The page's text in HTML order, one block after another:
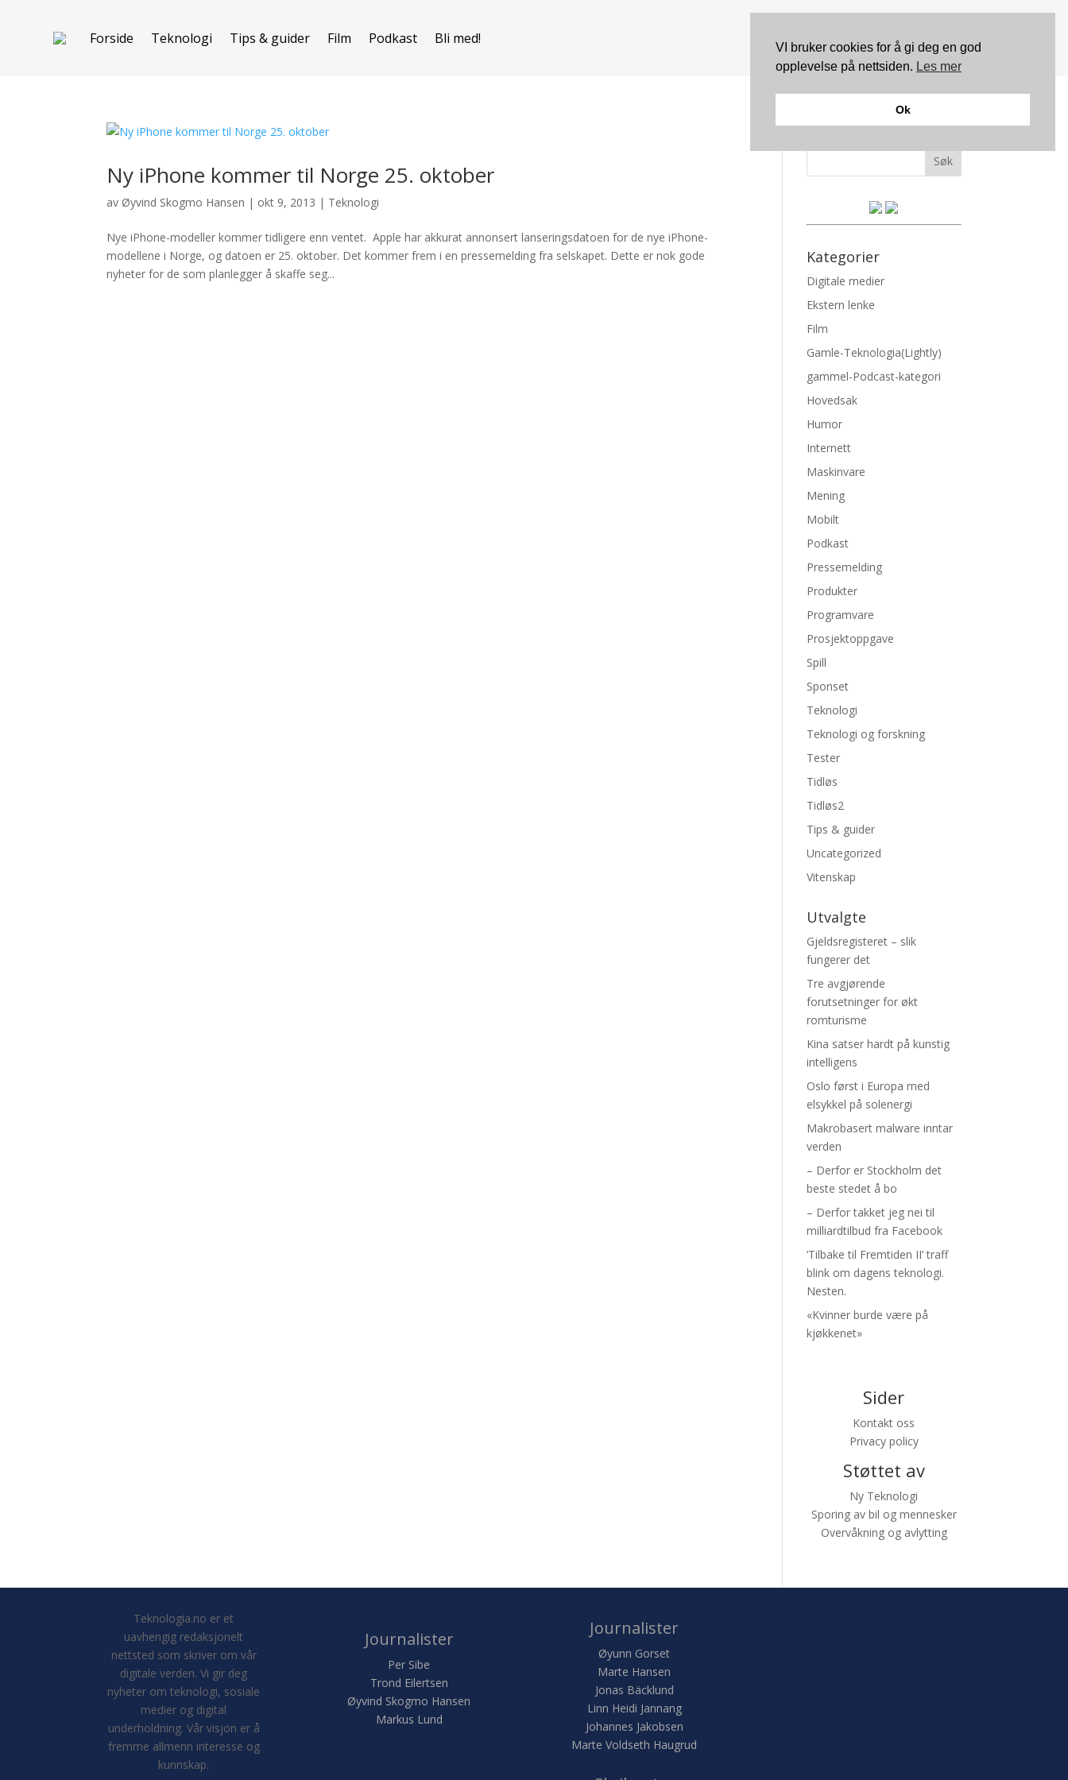
Forside Teknologi Tips & guider Film Podkast Bli med!
Ny iPhone kommer til Norge 25. oktober
av Øyvind Skogmo Hansen | okt 9, 2013 | Teknologi
Nye iPhone-modeller kommer tidligere enn ventet. Apple har akkurat annonsert lanseringsdatoen for de nye iPhone-
modellene i Norge, og datoen er 25. oktober. Det kommer frem i en pressemelding fra selskapet. Dette er nok gode
nyheter for de som planlegger å skaffe seg...
Søk
Kategorier
Digitale medier
Ekstern lenke
Film
Gamle-Teknologia(Lightly)
gammel-Podcast-kategori
Hovedsak
Humor
Internett
Maskinvare
Mening
Mobilt
Podkast
Pressemelding
Produkter
Programvare
Prosjektoppgave
Spill
Sponset
Teknologi
Teknologi og forskning
Tester
Tidløs
Tidløs2
Tips & guider
Uncategorized
Vitenskap
Utvalgte
Gjeldsregisteret – slik
fungerer det
Tre avgjørende
forutsetninger for økt
romturisme
Kina satser hardt på kunstig
intelligens
Oslo først i Europa med
elsykkel på solenergi
Makrobasert malware inntar
verden
– Derfor er Stockholm det
beste stedet å bo
– Derfor takket jeg nei til
milliardtilbud fra Facebook
’Tilbake til Fremtiden II’ traff
blink om dagens teknologi.
Nesten.
«Kvinner burde være på
kjøkkenet»
Sider
Kontakt oss
Privacy policy
Støttet av
Ny Teknologi
Sporing av bil og mennesker
Overvåkning og avlytting
Teknologia.no er et
uavhengig redaksjonelt
nettsted som skriver om vår
digitale verden. Vi gir deg
nyheter om teknologi, sosiale
medier og digital
underholdning. Vår visjon er å
fremme allmenn interesse og
kunnskap.
Journalister
Per Sibe
Trond Eilertsen
Øyvind Skogmo Hansen
Markus Lund
Journalister
Øyunn Gorset
Marte Hansen
Jonas Bäcklund
Linn Heidi Jannang
Johannes Jakobsen
Marte Voldseth Haugrud
VI bruker cookies for å gi deg en god
opplevelse på nettsiden. Les mer
Ok